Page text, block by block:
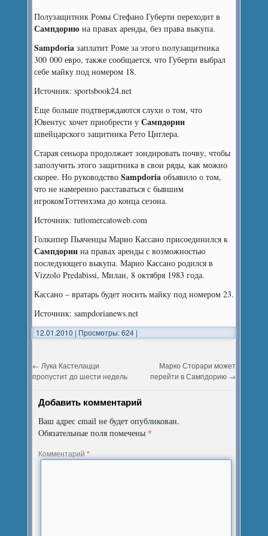
Полузащитник Ромы Стефано Губерти переходит в
Сампдорию на правах аренды, без права выкупа.
Sampdoria заплатит Роме за этого полузащитника
300 000 евро, также сообщается, что Губерти выбрал
себе майку под номером 18.
Источник: sportsbook24.net
Еще больше подтверждаются слухи о том, что
Ювентус хочет приобрести уСампдории
швейцарского защитника Рето Циглера.
Старая сеньора продолжает зондировать почву, чтобы
заполучить этого защитника в свои ряды, как можно
скорее. Но руководствоSampdoria объявило о том,
что не намеренно расставаться с бывшим
игрокомТоттенхэма до конца сезона.
Источник: tuttomercatoweb.com
Голкипер Пьяченцы Марио Кассано присоединился к
Сампдории на правах аренды с возможностью
последующего выкупа. Марио Кассано родился в
Vizzolo Predabissi, Милан, 8 октября 1983 года.
Кассано – вратарь будет носить майку под номером 23.
Источник: sampdorianews.net
12.01.2010 | Просмотры: 624 |
← Лука Кастелацци
пропустит до шести недель
Марко Сторари может
перейти в Сампдорию →
Добавить комментарий
Ваш адрес email не будет опубликован.
Обязательные поля помечены *
Комментарий*